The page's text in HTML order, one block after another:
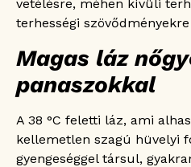
vetélésre, méhen kívüli
terhességi
Magas láz
panaszokkal
A 38 °C feletti láz, ami
kellemetlen szagú hüvelyi
gyengeséggel társul,